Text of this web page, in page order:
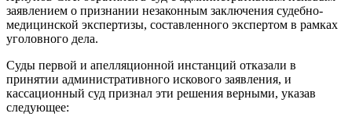
заявлением о признании незаконным заключения судебно-
медицинской экспертизы, составленного экспертом в рамках
уголовного дела.
Суды первой и апелляционной инстанций отказали в
принятии административного искового заявления, и
кассационный суд признал эти решения верными, указав
следующее: